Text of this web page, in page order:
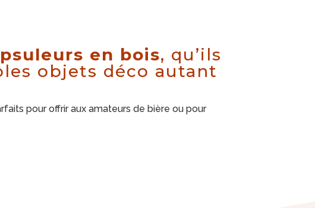
en bois, qu’ils
objets déco autant
pour offrir aux amateurs de bière ou pour